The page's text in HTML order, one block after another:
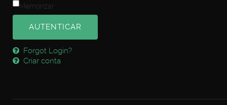
Memorizar
AUTENTICAR
Forgot Login?
Criar conta